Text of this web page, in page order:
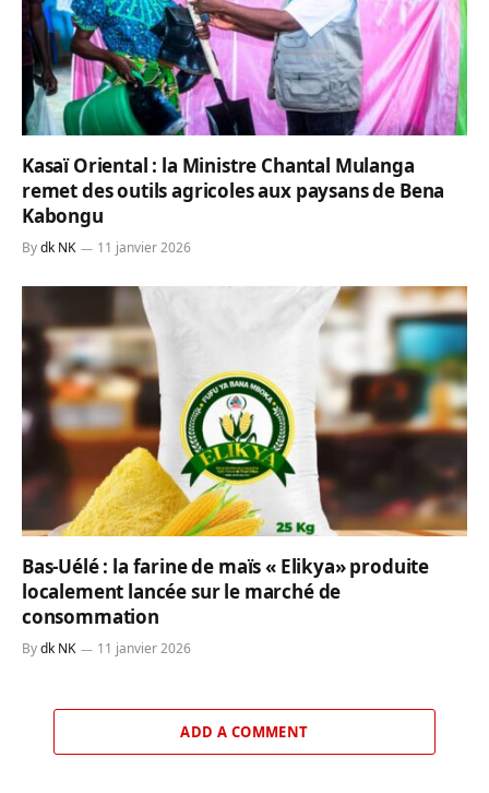
Kasaï Oriental : la Ministre Chantal Mulanga
remet des outils agricoles aux paysans de Bena
Kabongu
Bydk NK 11 janvier 2026
Bas-Uélé : la farine de maïs « Elikya» produite
localement lancée sur le marché de
consommation
Bydk NK 11 janvier 2026
ADD A COMMENT